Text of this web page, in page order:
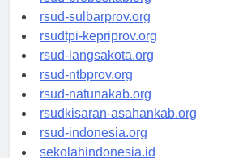
rsud-brebeskab.org
rsud-sulbarprov.org
rsudtpi-kepriprov.org
rsud-langsakota.org
rsud-ntbprov.org
rsud-natunakab.org
rsudkisaran-asahankab.org
rsud-indonesia.org